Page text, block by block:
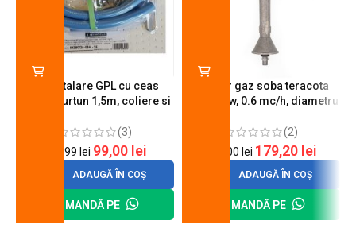
Kit instalare GPL cu ceas
butelie, furtun 1,5m, coliere si
(3)
120,99lei 99,00 lei
ADAUGĂ ÎN COȘ
COMANDĂ PE
Arzator gaz soba teracota
A600, 6 kw, 0.6 mc/h, diametru
(2)
200,00lei 179,20 lei
ADAUGĂ ÎN COȘ
COMANDĂ PE